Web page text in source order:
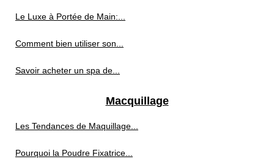
Le Luxe à Portée de Main:...
Comment bien utiliser son...
Savoir acheter un spa de...
Macquillage
Les Tendances de Maquillage...
Pourquoi la Poudre Fixatrice...